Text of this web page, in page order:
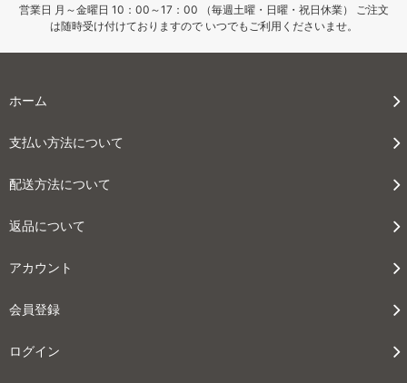
営業日 月～金曜日 10：00～17：00 （毎週土曜・日曜・祝日休業） ご注文
は随時受け付けておりますので いつでもご利用くださいませ。
ホーム
支払い方法について
配送方法について
返品について
アカウント
会員登録
ログイン